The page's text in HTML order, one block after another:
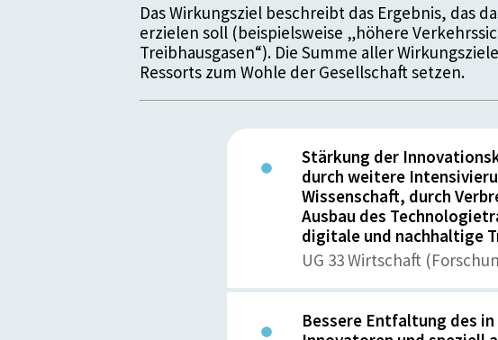
Das Wirkungsziel beschreibt das Ergebnis, das
erzielen soll (beispielsweise „höhere
Treibhausgasen“). Die Summe aller
Ressorts zum Wohle der Gesellschaft setzen.
Stärkung der
durch weitere
Wissenschaft, durch
Ausbau des
digitale und nachhaltige
UG 33 Wirtschaft
Bessere Entfaltung des